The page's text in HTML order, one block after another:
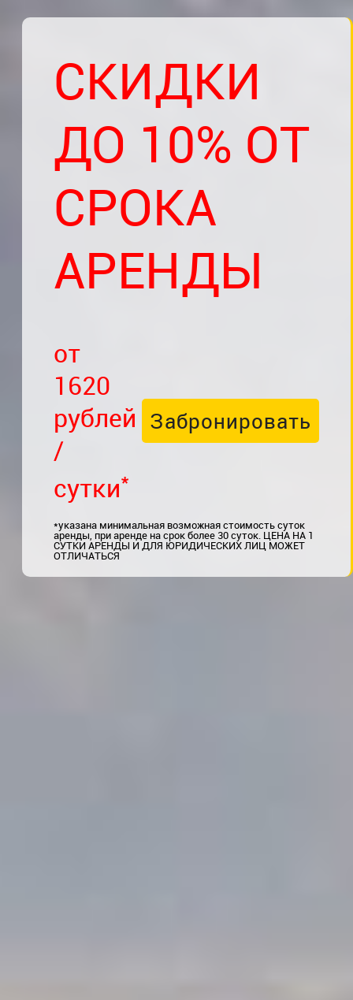
СКИДКИ
ДО 10% ОТ
СРОКА
АРЕНДЫ
от
1620
рублей
/
сутки*
Забронировать
*указана минимальная возможная стоимость суток
аренды, при аренде на срок более 30 суток. ЦЕНА НА 1
СУТКИ АРЕНДЫ И ДЛЯ ЮРИДИЧЕСКИХ ЛИЦ МОЖЕТ
ОТЛИЧАТЬСЯ